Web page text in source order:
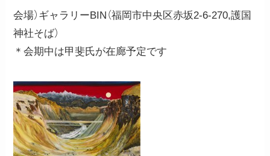
会場）ギャラリーBIN（福岡市中央区赤坂2-6-270,護国
神社そば）
＊会期中は甲斐氏が在廊予定です